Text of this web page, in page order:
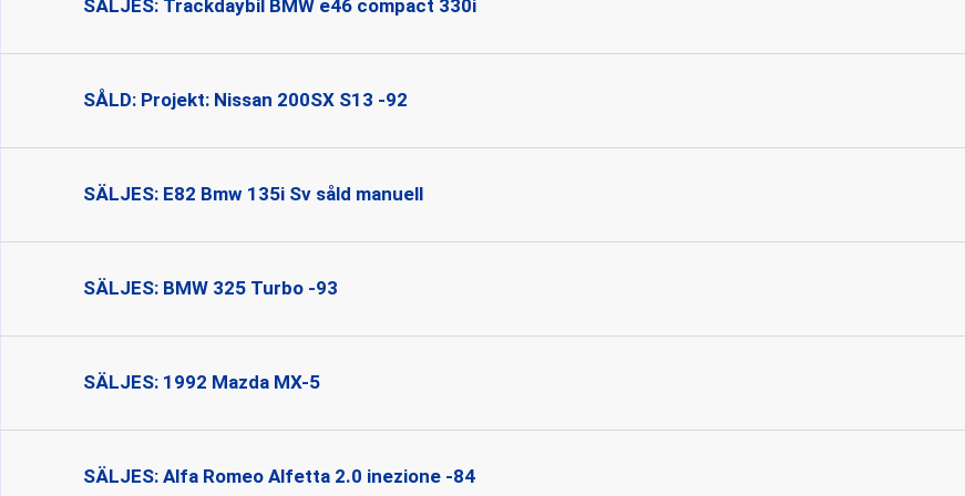
SÄLJES: Trackdaybil BMW e46 compact 330i
SÅLD: Projekt: Nissan 200SX S13 -92
SÄLJES: E82 Bmw 135i Sv såld manuell
SÄLJES: BMW 325 Turbo -93
SÄLJES: 1992 Mazda MX-5
SÄLJES: Alfa Romeo Alfetta 2.0 inezione -84